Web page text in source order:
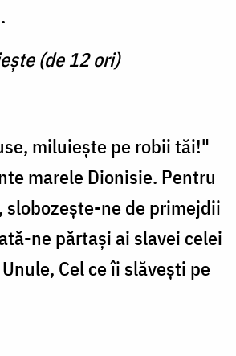
(de 12 ori)
miluiește pe robii tăi!"
marele Dionisie. Pentru
ne de primejdii
ne părtași ai slavei celei
Cel ce îi slăvești pe